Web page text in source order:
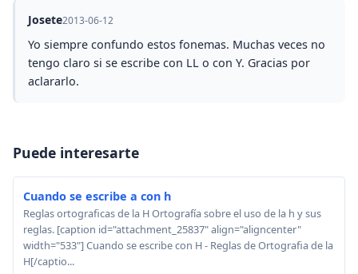
Josete2013-06-12
Yo siempre confundo estos fonemas. Muchas veces no
tengo claro si se escribe con LL o con Y. Gracias por
aclararlo.
Puede interesarte
Cuando se escribe a con h
Reglas ortograficas de la H Ortografía sobre el uso de la h y sus
reglas. [caption id="attachment_25837" align="aligncenter"
width="533"] Cuando se escribe con H - Reglas de Ortografia de la
H[/captio...